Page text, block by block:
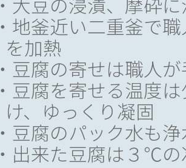
ます。
水にな
地釜近い二重釜で
を加熱
豆腐の寄せは職人
豆腐を寄せる温度
け、ゆっくり凝固
豆腐のパック水も
出来た豆腐は３℃